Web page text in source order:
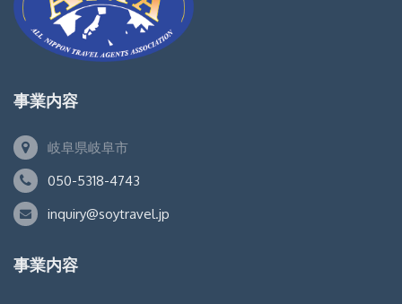
事業内容
岐阜県岐阜市
050-5318-4743
inquiry@soytravel.jp
事業内容